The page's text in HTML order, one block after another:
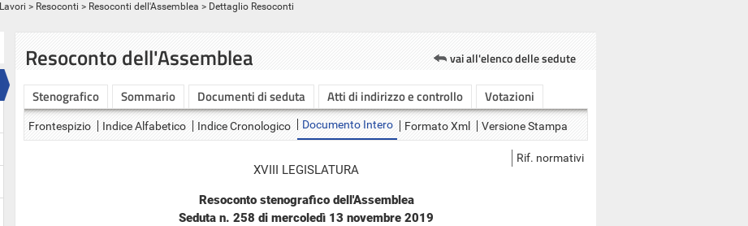
Lavori > Resoconti > Resoconti dell'Assemblea > Dettaglio Resoconti
Resoconto dell'Assemblea vai all'elenco delle sedute
Stenografico Sommario Documenti di seduta Atti di indirizzo e controllo Votazioni
Frontespizio Indice Alfabetico Indice Cronologico Documento Intero Formato Xml Versione Stampa
Rif. normativi
XVIII LEGISLATURA
Resoconto stenografico dell'Assemblea
Seduta n. 258 di mercoledì 13 novembre 2019